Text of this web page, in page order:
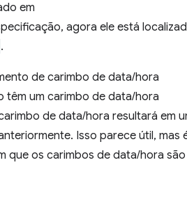
em
agora ele está
.
de carimbo de data/hora
têm um carimbo de data/hora
de data/hora resultará em
Isso parece útil, mas
que os carimbos de data/hora